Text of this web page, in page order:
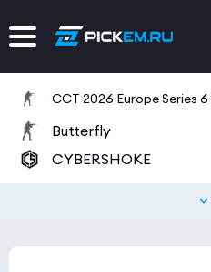
CCT 2026 Europe Series 6
Butterfly
CYBERSHOKE
BetBoom Storm Season 4